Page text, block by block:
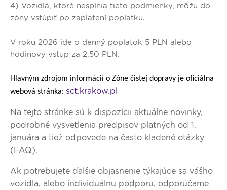
4) Vozidlá, ktoré nesplnia tieto podmienky, môžu do
zóny vstúpiť po zaplatení poplatku.
V roku 2026 ide o denný poplatok 5 PLN alebo
hodinový vstup za 2,50 PLN.
Hlavným zdrojom informácií o Zóne čistej dopravy je oficiálna
webová stránka: sct.krakow.pl
Na tejto stránke sú k dispozícii aktuálne novinky,
podrobné vysvetlenia predpisov platných od 1.
januára ​a tiež odpovede na často kladené otázky
(FAQ).
Ak potrebujete ďalšie objasnenie týkajúce sa vášho
vozidla, alebo individuálnu podporu, odporúčame